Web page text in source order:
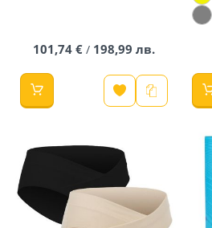
101,74 € / 198,99 лв.